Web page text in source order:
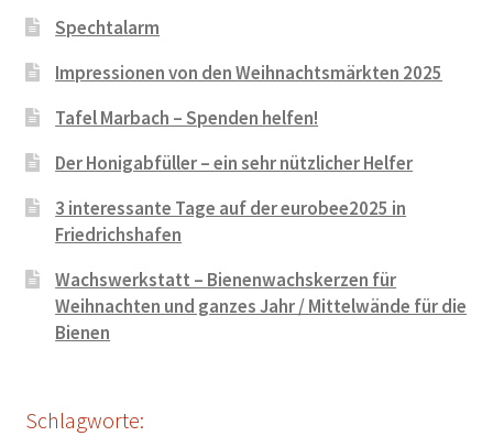
Spechtalarm
Impressionen von den Weihnachtsmärkten 2025
Tafel Marbach – Spenden helfen!
Der Honigabfüller – ein sehr nützlicher Helfer
3 interessante Tage auf der eurobee2025 in
Friedrichshafen
Wachswerkstatt – Bienenwachskerzen für
Weihnachten und ganzes Jahr / Mittelwände für die
Bienen
Schlagworte: